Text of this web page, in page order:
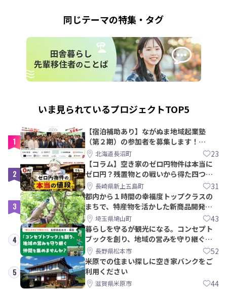
同じテーマの特集・タグ
いま見られているプロジェクトTOP5
1
【宿泊補助あり】ながぬま地域起業塾
（第２期）の参加者を募集します！
【8/21〆】
北海道長沼町 23
2
【コラム】空き家のゼロ円物件は本当に
ゼロ円？残置物との戦いから得た四つの
教訓｜新上五島町
長崎県新上五島町 31
3
都内から１時間の幸福度トップクラスの
まちで、特産物を活かした新商品開発＆
PRメンバー募集！
埼玉県鳩山町 43
4
暮らしを守るが観光になる。コンセプト
ブックを創り、地域の営みを守り継ぐ仲
間を集めませんか？
長野県松本市 52
5
米原での住まい探しに空き家バンクをご
利用ください
滋賀県米原市 44